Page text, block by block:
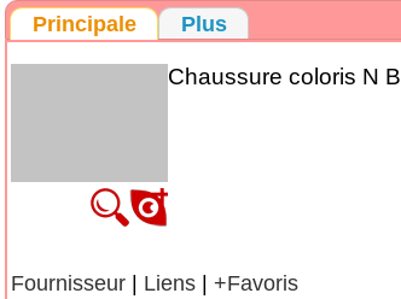
Principale Plus
Chaussure coloris N
Fournisseur | Liens |+Favoris